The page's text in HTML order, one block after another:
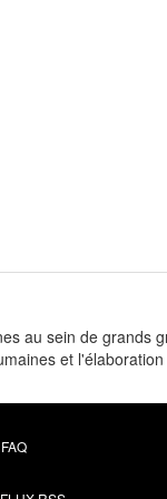
au sein de grands
et
FAQ